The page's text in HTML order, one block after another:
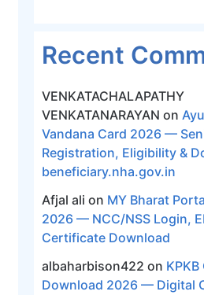
Recent
VENKATACHALAPATHY
VENKATANARAYAN on
Vandana Card 2026 —
Registration, Eligibility &
beneficiary.nha.gov.in
Afjal ali on MY Bharat
2026 — NCC/NSS Login,
Certificate Download
albaharbison422 on
Download 2026 — Digital